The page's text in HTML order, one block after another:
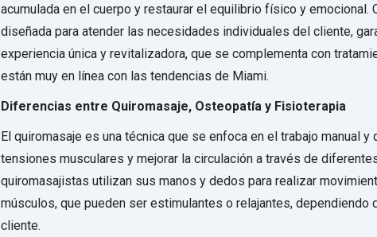
acumulada en el cuerpo y restaurar el equilibrio físico y emocional.
diseñada para atender las necesidades individuales del cliente,
experiencia única y revitalizadora, que se complementa con
están muy en línea con las tendencias de Miami.
Diferencias entre Quiromasaje, Osteopatía y Fisioterapia
El quiromasaje es una técnica que se enfoca en el trabajo manual y
tensiones musculares y mejorar la circulación a través de
quiromasajistas utilizan sus manos y dedos para realizar
músculos, que pueden ser estimulantes o relajantes, dependiendo
cliente.